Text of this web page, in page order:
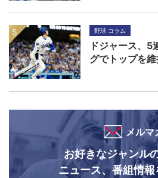
野球 コラム
ドジャース、5
グでトップを
メルマ
お好きなジャンル
ニュース、番組情報